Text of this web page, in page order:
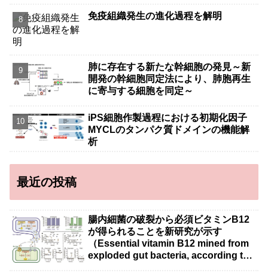
免疫組織発生の進化過程を解明
肺に存在する新たな幹細胞の発見～新
開発の幹細胞同定法により、肺胞再生
に寄与する細胞を同定～
iPS細胞作製過程における初期化因子
MYCLのタンパク質ドメインの機能解
析
最近の投稿
腸内細菌の破裂から必須ビタミンB12
が得られることを新研究が示す
（Essential vitamin B12 mined from
exploded gut bacteria, according to